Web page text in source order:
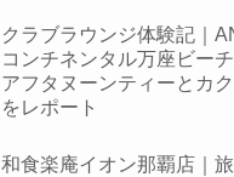
クラブラウンジ体験記｜
コンチネンタル万座ビー
アフタヌーンティーとカ
をレポート
和食楽庵イオン那覇店｜